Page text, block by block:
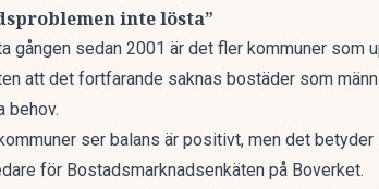
inte lösta”
gången sedan 2001 är det fler kommuner som
att det fortfarande saknas bostäder som
behov.
ser balans är positivt, men det
för Bostadsmarknadsenkäten på Boverket.